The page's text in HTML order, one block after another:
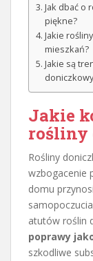
Jak dbać o
piękne?
Jakie
mieszkań?
Jakie są
Jakie
rośliny
Rośliny
wzbogacenie
domu
atutów roślin
poprawy
szkodliwe